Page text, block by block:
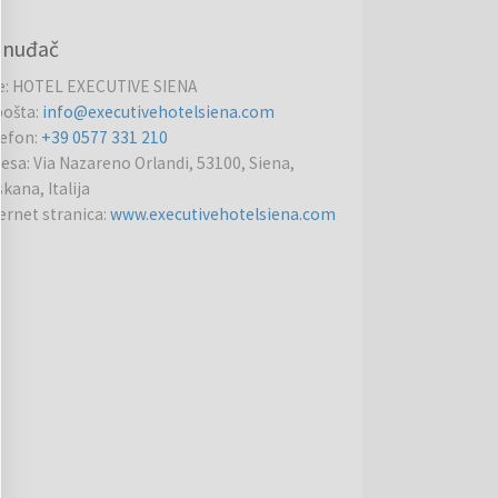
: HOTEL EXECUTIVE SIENA
: info@executivehotelsiena.com
: +39 0577 331 210
:Via Nazareno Orlandi, 53100, Siena,
Italija
stranica:www.executivehotelsiena.com